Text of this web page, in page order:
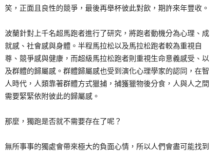
笑，正面且良性的競爭，最後再舉杯彼此對飲，期許來年豐收。
波蘭針對上千名超馬跑者進行了研究，將跑者動機分為心理、成
就感、社會感與身體。半程馬拉松以及馬拉松跑者較為重視自
尊、競爭感與健康，而超級馬拉松跑者則重視生命意義感受、以
及群體的歸屬感。群體歸屬感也受到演化心理學家的認同，在智
人時代，人類靠著群體方式獵捕，捕獲獵物後分食，人與人之間
需要緊緊依附彼此的歸屬感。
那麼，獨跑是否就不需要存在了呢？
無所事事的獨處會帶來極大的負面心情，所以人們會盡可能找到